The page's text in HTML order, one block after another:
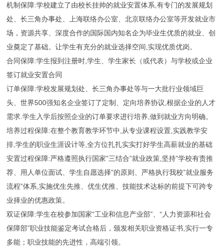
机制保障:学校建立了由校长挂帅的就业安置体系,有专门的发展规划
处、长三角办事处、上海联络办公室、北京联络办公室等开发就业市
场，资源共享、深度合作的国际国内知名企为毕业生优质的就业、创
业奠定了基础。让学生有充分的就业选择空间,实现优质优岗。
合同保障:学生报到注册时,学生、学生家长（或代表）与学校或企业
签订就业安置合同
订单保障:学校发展规划处、长三角办事处等与一大批行业领域巨
头、世界500强知名企业签订了定制、定向培养协议,根据企业的人才
需求.学生入学后按照企业的订单要求进行培养,做到就业方向明确。
培养过程保障:在整个教育教学环节中,从专业课程设置,实践教学安
排,学生的职业生涯设计等,全方位扎扎实实打好学生高薪就业的基础
安置过程保障:严格遵照执行国家”三结合”就业政策,坚持”学校有责推
荐、用人单位面试、学生自愿选择”的原则、严格执行我校”就业服务
流程”体系,实施优生先推、优生优推、技能技术达标的前提下可跨专
业择业的优惠政策。
双证保障:学生在校参加国家“工业和信息产业部”、“人力资源和社会
保障部”职业技能鉴定考试合格后，颁发相关职业资格证书,实行一专
多能；职业技能的先进性，高端引领。